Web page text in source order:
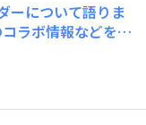
る！ 15時のおや
頂いております。
と！ ファンサイ
こせずにいまし
ーについて語りま
ラボ情報などを教
琲とのコラボ